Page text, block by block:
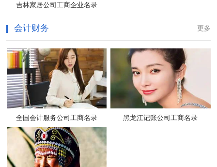
吉林家居公司工商企业名录
更多
会计财务
全国会计服务公司工商名录 黑龙江记账公司工商名录